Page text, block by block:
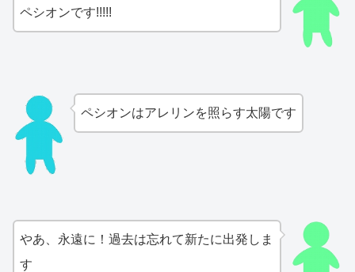
ペシオンです!!!!!
ペシオンはアレリンを照らす太陽です
やあ、永遠に！過去は忘れて新たに出発しま
す